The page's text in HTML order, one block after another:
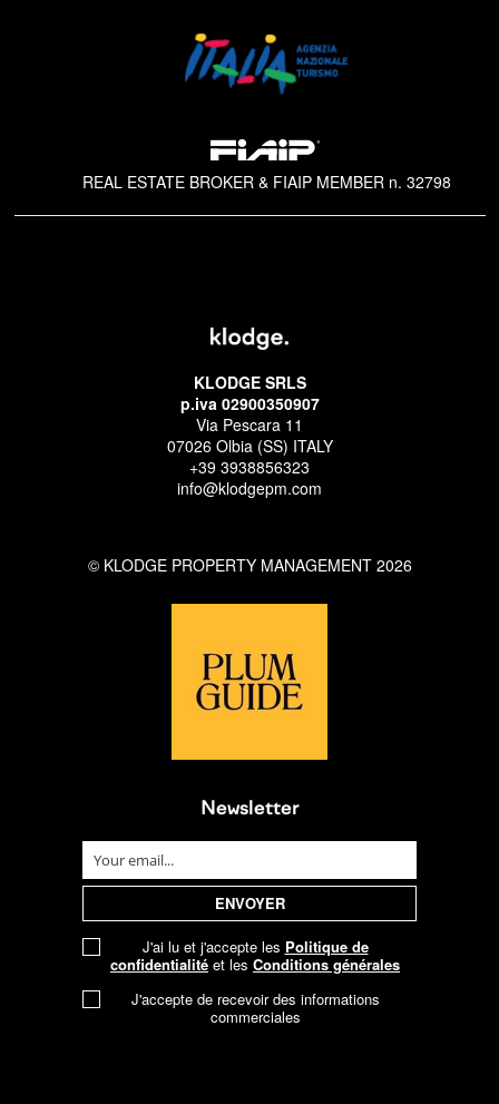
REAL ESTATE BROKER & FIAIP MEMBER n. 32798
KLODGE SRLS
p.iva 02900350907
Via Pescara 11
07026 Olbia (SS) ITALY
+39 3938856323
info@klodgepm.com
© KLODGE PROPERTY MANAGEMENT 2026
Newsletter
J'ai lu et j'accepte les Politique de
confidentialité et les Conditions générales
J'accepte de recevoir des informations
commerciales